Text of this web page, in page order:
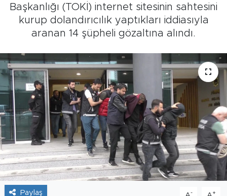
Başkanlığı (TOKİ) internet sitesinin sahtesini
kurup dolandırıcılık yaptıkları iddiasıyla
aranan 14 şüpheli gözaltına alındı.
Paylaş - +
Spor
Kültür Sanat
Tarihçe
Resmi İlanlar
Söyleşi
Foto Şaka
Tüm Manşetler
Haber Arşivi